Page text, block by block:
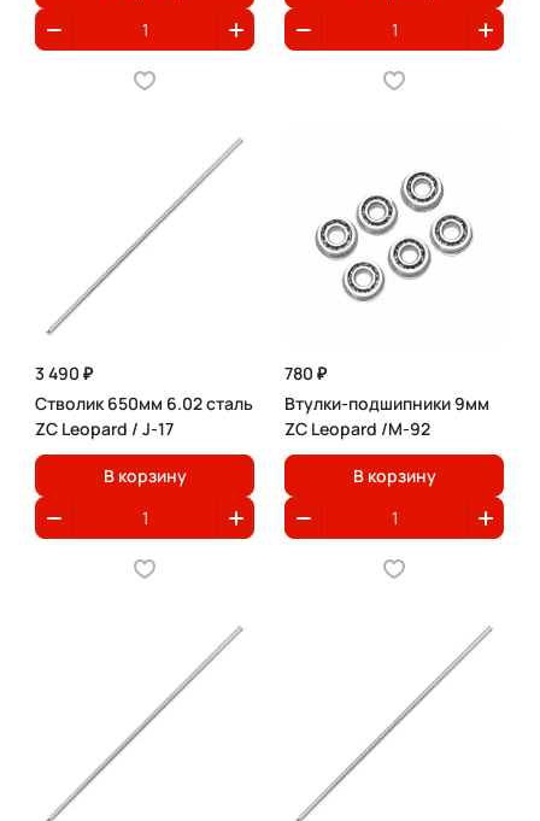
3 490 ₽
Стволик 650мм 6.02 сталь
ZC Leopard / J-17
В корзину
780 ₽
Втулки-подшипники 9мм
ZC Leopard /M-92
В корзину